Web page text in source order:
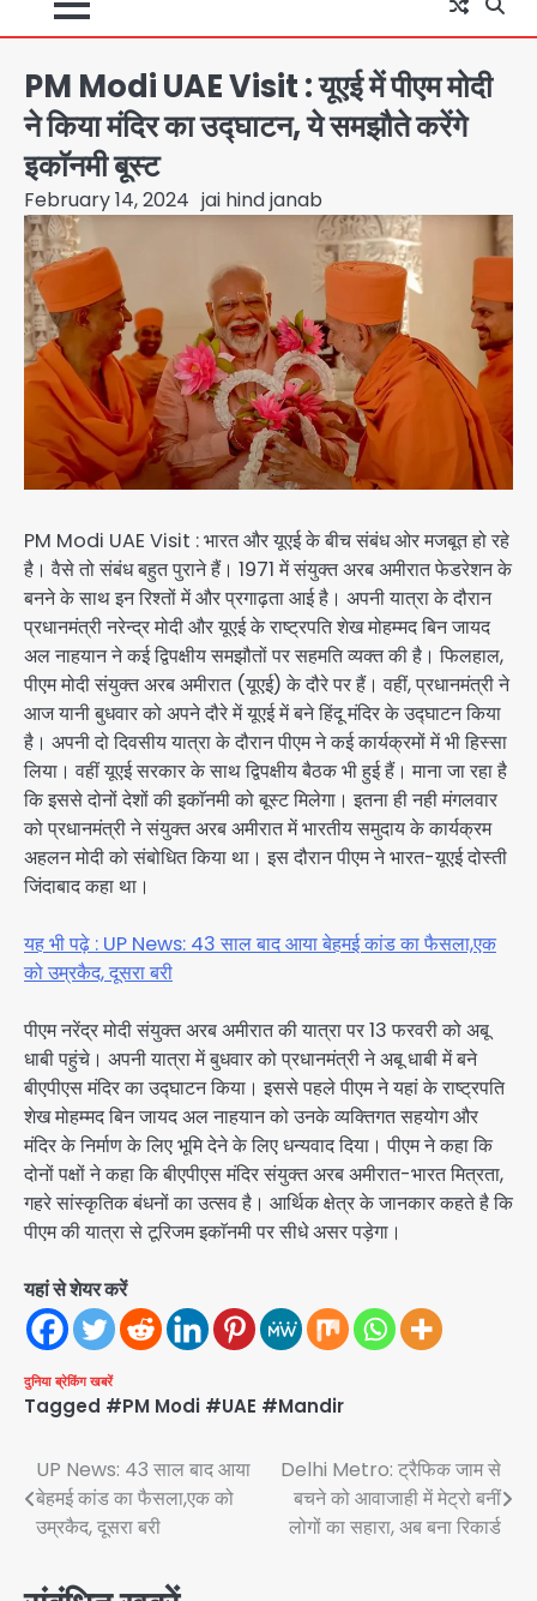
PM Modi UAE Visit : यूएई में पीएम मोदी
ने किया मंदिर का उद्घाटन, ये समझौते करेंगे
इकाॅनमी बूस्ट
February 14, 2024 jai hind janab
PM Modi UAE Visit : भारत और यूएई के बीच संबंध ओर मजबूत हो रहे
है। वैसे तो संबंध बहुत पुराने हैं। 1971 में संयुक्त अरब अमीरात फेडरेशन के
बनने के साथ इन रिश्तों में और प्रगाढ़ता आई है। अपनी यात्रा के दौरान
प्रधानमंत्री नरेन्द्र मोदी और यूएई के राष्ट्रपति शेख मोहम्मद बिन जायद
अल नाहयान ने कई द्विपक्षीय समझौतों पर सहमति व्यक्त की है। फिलहाल,
पीएम मोदी संयुक्त अरब अमीरात (यूएई) के दौरे पर हैं। वहीं, प्रधानमंत्री ने
आज यानी बुधवार को अपने दौरे में यूएई में बने हिंदू मंदिर के उद्घाटन किया
है। अपनी दो दिवसीय यात्रा के दौरान पीएम ने कई कार्यक्रमों में भी हिस्सा
लिया। वहीं यूएई सरकार के साथ द्विपक्षीय बैठक भी हुई हैं। माना जा रहा है
कि इससे दोनों देशों की इकाॅनमी को बूस्ट मिलेगा। इतना ही नही मंगलवार
को प्रधानमंत्री ने संयुक्त अरब अमीरात में भारतीय समुदाय के कार्यक्रम
अहलन मोदी को संबोधित किया था। इस दौरान पीएम ने भारत-यूएई दोस्ती
जिंदाबाद कहा था।
यह भी पढ़े : UP News: 43 साल बाद आया बेहमई कांड का फैसला,एक
को उम्रकैद, दूसरा बरी
पीएम नरेंद्र मोदी संयुक्त अरब अमीरात की यात्रा पर 13 फरवरी को अबू
धाबी पहुंचे। अपनी यात्रा में बुधवार को प्रधानमंत्री ने अबू धाबी में बने
बीएपीएस मंदिर का उद्घाटन किया। इससे पहले पीएम ने यहां के राष्ट्रपति
शेख मोहम्मद बिन जायद अल नाहयान को उनके व्यक्तिगत सहयोग और
मंदिर के निर्माण के लिए भूमि देने के लिए धन्यवाद दिया। पीएम ने कहा कि
दोनों पक्षों ने कहा कि बीएपीएस मंदिर संयुक्त अरब अमीरात-भारत मित्रता,
गहरे सांस्कृतिक बंधनों का उत्सव है। आर्थिक क्षेत्र के जानकार कहते है कि
पीएम की यात्रा से टूरिजम इकाॅनमी पर सीधे असर पड़ेगा।
यहां से शेयर करें
दुनिया ब्रेकिंग खबरें
Tagged #PM Modi #UAE #Mandir
Post
navigation
UP News: 43 साल बाद आया
बेहमई कांड का फैसला,एक को
उम्रकैद, दूसरा बरी
Delhi Metro: ट्रैफिक जाम से
बचने को आवाजाही में मेट्रो बनीं
लोगों का सहारा, अब बना रिकार्ड